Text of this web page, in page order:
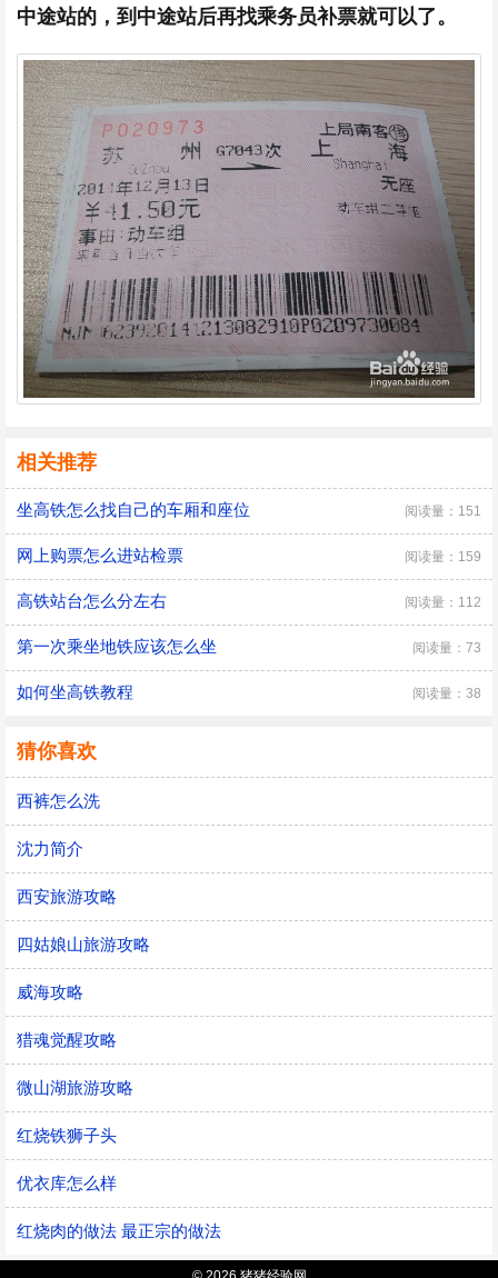
中途站的，到中途站后再找乘务员补票就可以了。
相关推荐
坐高铁怎么找自己的车厢和座位 阅读量：151
网上购票怎么进站检票 阅读量：159
高铁站台怎么分左右 阅读量：112
第一次乘坐地铁应该怎么坐 阅读量：73
如何坐高铁教程 阅读量：38
猜你喜欢
西裤怎么洗
沈力简介
西安旅游攻略
四姑娘山旅游攻略
威海攻略
猎魂觉醒攻略
微山湖旅游攻略
红烧铁狮子头
优衣库怎么样
红烧肉的做法 最正宗的做法